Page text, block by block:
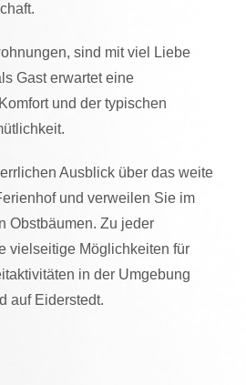
sind mit viel Liebe
Gast erwartet eine
und der typischen
Ausblick über das weite
und verweilen Sie im
Obstbäumen. Zu jeder
vielseitige Möglichkeiten für
in der Umgebung
auf Eiderstedt.